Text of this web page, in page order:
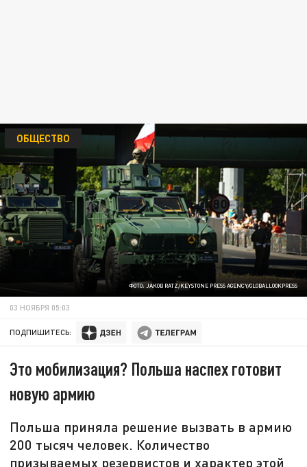
ФОТО: JAKOB RATZ/KEYSTONE PRESS AGENCY/GLOBALLOOKPRESS
ОБЩЕСТВО
03 НОЯБРЯ 05:03
ПОДПИШИТЕСЬ:
Это мобилизация? Польша наспех готовит
новую армию
Польша приняла решение вызвать в армию
200 тысяч человек. Количество
призываемых резервистов и характер этой